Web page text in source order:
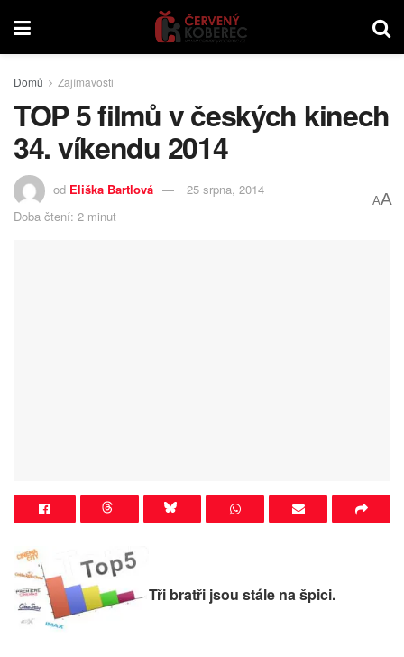
Domů Zajímavosti
TOP 5 filmů v českých kinech
34. víkendu 2014
od Eliška Bartlová
25 srpna, 2014
Doba čtení: 2 minut
AA
Tři bratři jsou stále na špici.